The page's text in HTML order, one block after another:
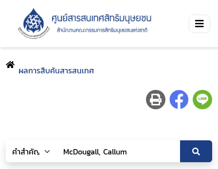
ผลการสืบค้นสารสนเทศ